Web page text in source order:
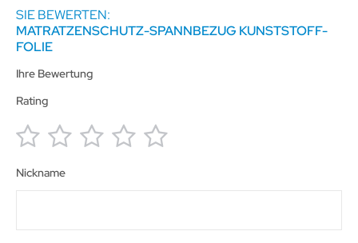
SIE BEWERTEN:
MATRATZENSCHUTZ-SPANNBEZUG KUNSTSTOFF-
FOLIE
Ihre Bewertung
Rating
star
stars
stars
stars
stars
Nickname